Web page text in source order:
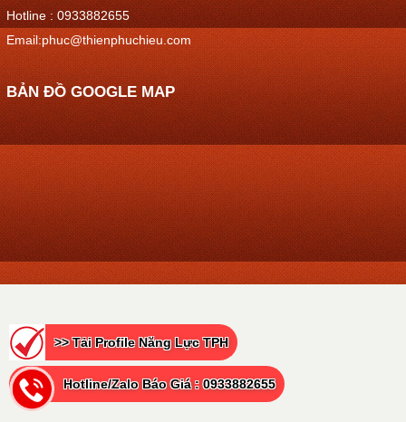
Hotline : 0933882655
Email:phuc@thienphuchieu.com
BẢN ĐỒ GOOGLE MAP
>> Tải Profile Năng Lực TPH
Hotline/Zalo Báo Giá : 0933882655